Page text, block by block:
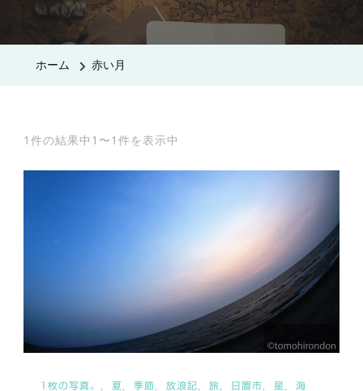
ホーム 赤い月
1件の結果中1〜1件を表示中
1枚の写真。 夏 季節 放浪記 旅 日置市 星 海